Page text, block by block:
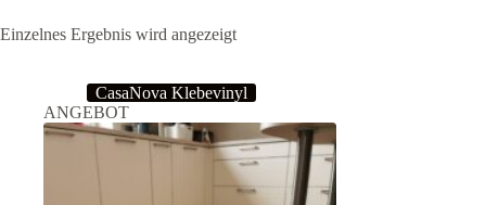
Einzelnes Ergebnis wird angezeigt
CasaNova Klebevinyl
ANGEBOT